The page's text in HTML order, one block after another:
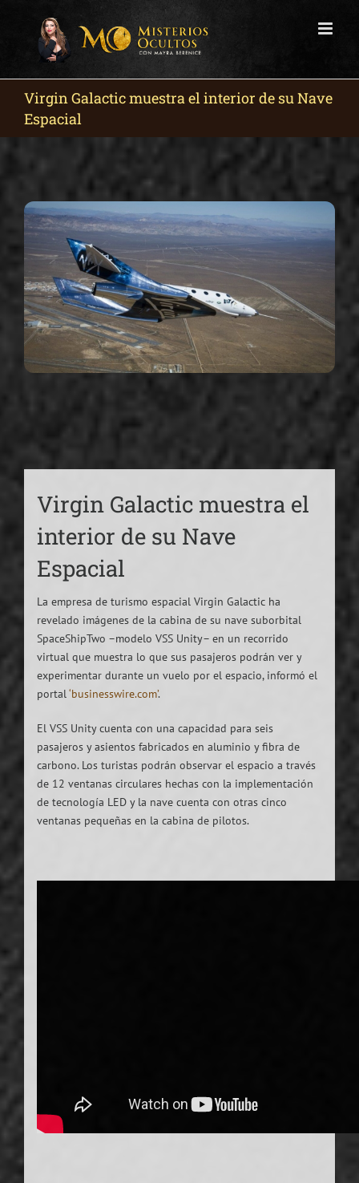
Virgin Galactic muestra el interior de su Nave
Espacial
Virgin Galactic muestra el
interior de su Nave
Espacial
La empresa de turismo espacial Virgin Galactic ha
revelado imágenes de la cabina de su nave suborbital
SpaceShipTwo –modelo VSS Unity– en un recorrido
virtual que muestra lo que sus pasajeros podrán ver y
experimentar durante un vuelo por el espacio, informó el
portal‘businesswire.com’.
El VSS Unity cuenta con una capacidad para seis
pasajeros y asientos fabricados en aluminio y fibra de
carbono. Los turistas podrán observar el espacio a través
de 12 ventanas circulares hechas con la implementación
de tecnología LED y la nave cuenta con otras cinco
ventanas pequeñas en la cabina de pilotos.